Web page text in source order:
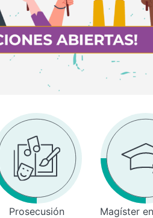
Prosecusión
Magíster